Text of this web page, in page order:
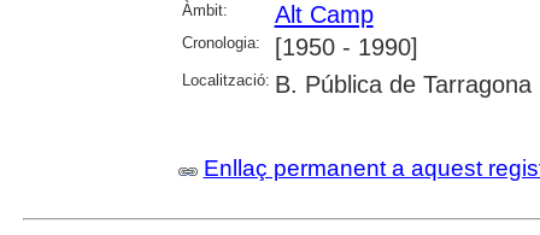
Àmbit: Alt Camp
Cronologia: [1950 - 1990]
Localització: B. Pública de Tarragona
Enllaç permanent a aquest